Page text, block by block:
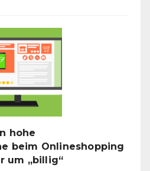
hohe
beim Onlineshopping
um „billig“